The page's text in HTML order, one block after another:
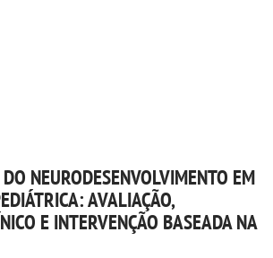
NEURODESENVOLVIMENTO EM
AVALIAÇÃO,
E INTERVENÇÃO BASEADA NA